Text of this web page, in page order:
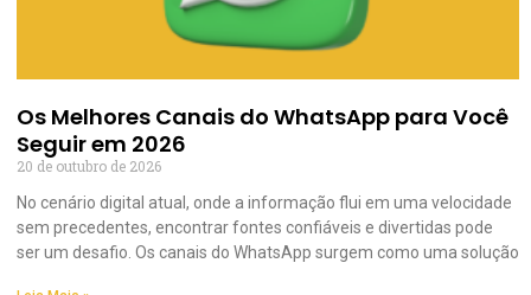
Os Melhores Canais do WhatsApp para Você
Seguir em 2026
20 de outubro de 2026
No cenário digital atual, onde a informação flui em uma velocidade
sem precedentes, encontrar fontes confiáveis e divertidas pode
ser um desafio. Os canais do WhatsApp surgem como uma solução